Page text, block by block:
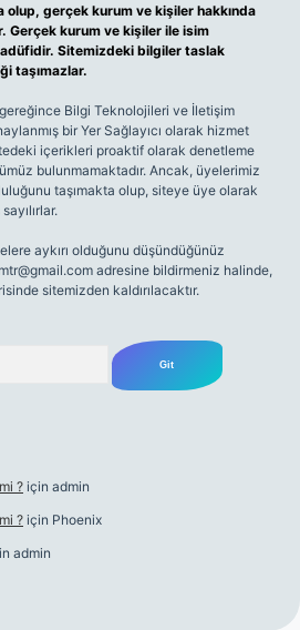
olup, gerçek kurum ve kişiler hakkında
Gerçek kurum ve kişiler ile isim
Sitemizdeki bilgiler taslak
taşımazlar.
Bilgi Teknolojileri ve İletişim
bir Yer Sağlayıcı olarak hizmet
içerikleri proaktif olarak denetleme
bulunmamaktadır. Ancak, üyelerimiz
taşımakta olup, siteye üye olarak
aykırı olduğunu düşündüğünüz
adresine bildirmeniz halinde,
sitemizden kaldırılacaktır.
? için admin
? için Phoenix
admin